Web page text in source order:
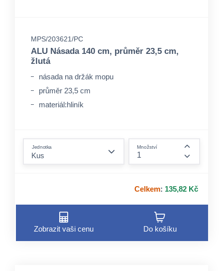
MPS/203621/PC
ALU Násada 140 cm, průměr 23,5 cm,
žlutá
násada na držák mopu
průměr 23,5 cm
materiál:hliník
Jednotka Množství
Celkem: 135,82 Kč
Zobrazit vaši cenu Do košíku